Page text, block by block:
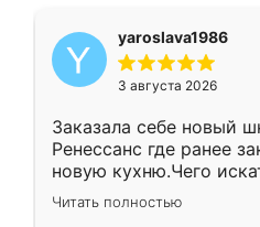
yaroslava1986
3 августа 2026
Заказала себе новый
Ренессанс где ранее
новую кухню.Чего
вполне довольна.
два года, нареканий нет.
Читать полностью